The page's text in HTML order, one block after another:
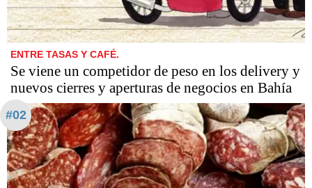
ENTRE TASAS Y CAFÉ.
Se viene un competidor de peso en los delivery y
nuevos cierres y aperturas de negocios en Bahía
#02